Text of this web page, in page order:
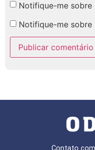
Notifique-me sobre
Notifique-me sobre